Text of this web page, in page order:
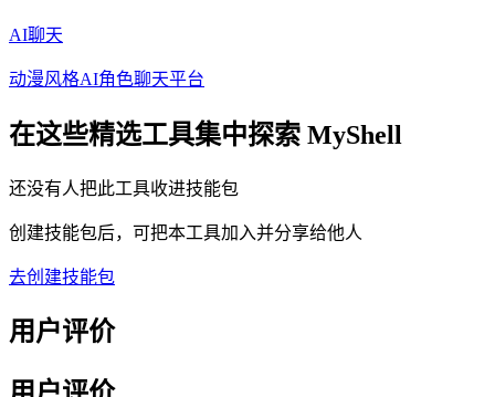
AI聊天
动漫风格AI角色聊天平台
在这些精选工具集中探索 MyShell
还没有人把此工具收进技能包
创建技能包后，可把本工具加入并分享给他人
去创建技能包
用户评价